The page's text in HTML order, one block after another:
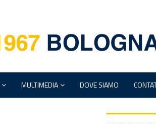
MULTIMEDIA DOVE SIAMO